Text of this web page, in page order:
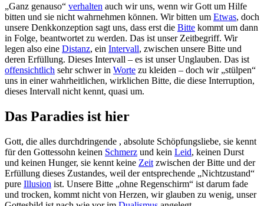
„Ganz genauso“ verhalten auch wir uns, wenn wir Gott um Hilfe
bitten und sie nicht wahrnehmen können. Wir bitten um Etwas, doch
unsere Denkkonzeption sagt uns, dass erst die Bitte kommt um dann
in Folge, beantwortet zu werden. Das ist unser Zeitbegriff. Wir
legen also eine Distanz, ein Intervall, zwischen unsere Bitte und
deren Erfüllung. Dieses Intervall – es ist unser Unglauben. Das ist
offensichtlich sehr schwer in Worte zu kleiden – doch wir „stülpen“
uns in einer wahrheitlichen, wirklichen Bitte, die diese Interruption,
dieses Intervall nicht kennt, quasi um.
Das Paradies ist hier
Gott, die alles durchdringende , absolute Schöpfungsliebe, sie kennt
für den Gottessohn keinen Schmerz und kein Leid, keinen Durst
und keinen Hunger, sie kennt keine Zeit zwischen der Bitte und der
Erfüllung dieses Zustandes, weil der entsprechende „Nichtzustand“
pure Illusion ist. Unsere Bitte „ohne Regenschirm“ ist darum fade
und trocken, kommt nicht von Herzen, wir glauben zu wenig, unser